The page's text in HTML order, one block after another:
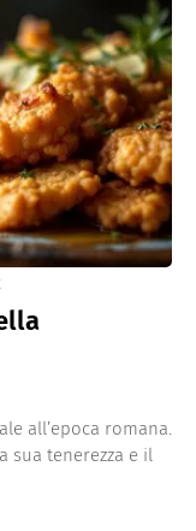
all’epoca romana.
sua tenerezza e il